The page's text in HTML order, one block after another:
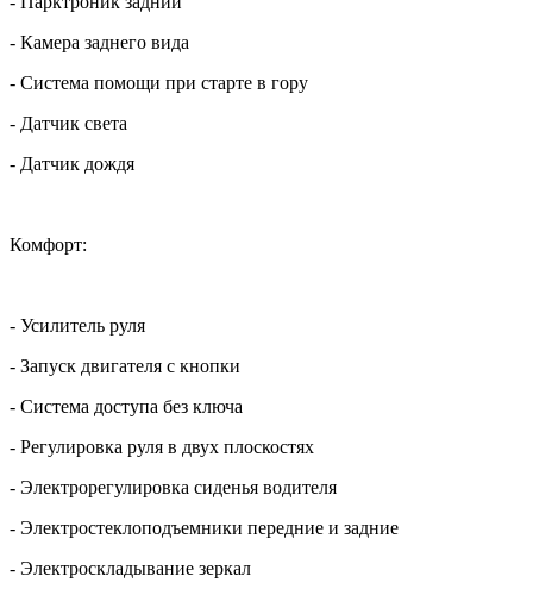
- Камера заднего вида
- Система помощи при старте в гору
- Датчик света
- Датчик дождя
Комфорт:
- Усилитель руля
- Запуск двигателя с кнопки
- Система доступа без ключа
- Регулировка руля в двух плоскостях
- Электрорегулировка сиденья водителя
- Электростеклоподъемники передние и задние
- Электроскладывание зеркал